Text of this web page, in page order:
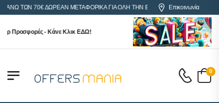
ΤΩΝ 70€ ΔΩΡΕΑΝ ΜΕΤΑΦΟΡΙΚΑ ΓΙΑ ΟΛΗ ΤΗΝ ΕΛΛΑΔΑ Επικοινωνία
Προσφορές - Κάνε Κλικ ΕΔΩ!
0